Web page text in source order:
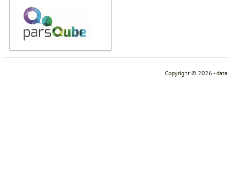
Copyright © 2026 -